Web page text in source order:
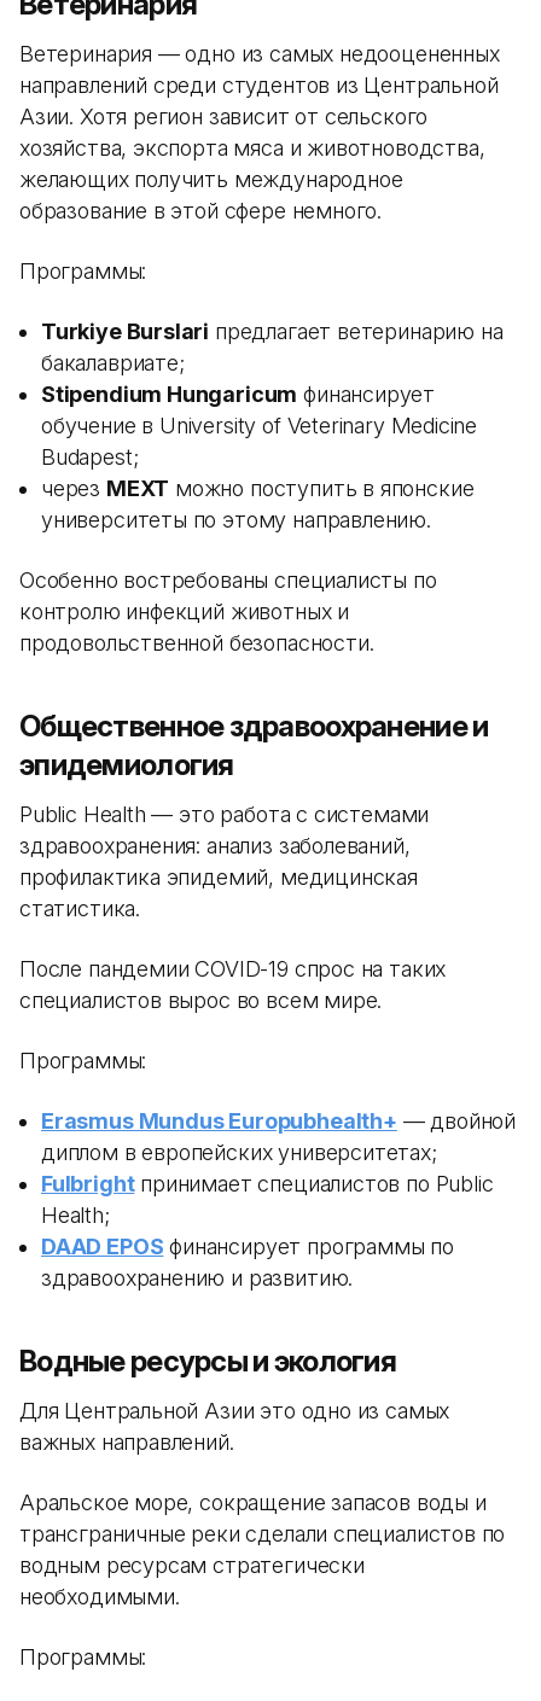
Ветеринария — одно из самых недооцененных
направлений среди студентов из Центральной
Азии. Хотя регион зависит от сельского
хозяйства, экспорта мяса и животноводства,
желающих получить международное
образование в этой сфере немного.
Программы:
Turkiye Burslari предлагает ветеринарию на
бакалавриате;
Stipendium Hungaricum финансирует
обучение в University of Veterinary Medicine
Budapest;
через MEXT можно поступить в японские
университеты по этому направлению.
Особенно востребованы специалисты по
контролю инфекций животных и
продовольственной безопасности.
Общественное здравоохранение и
эпидемиология
Public Health — это работа с системами
здравоохранения: анализ заболеваний,
профилактика эпидемий, медицинская
статистика.
После пандемии COVID-19 спрос на таких
специалистов вырос во всем мире.
Программы:
Erasmus Mundus Europubhealth+ — двойной
диплом в европейских университетах;
Fulbrightпринимает специалистов по Public
Health;
DAAD EPOS финансирует программы по
здравоохранению и развитию.
Водные ресурсы и экология
Для Центральной Азии это одно из самых
важных направлений.
Аральское море, сокращение запасов воды и
трансграничные реки сделали специалистов по
водным ресурсам стратегически
необходимыми.
Программы: